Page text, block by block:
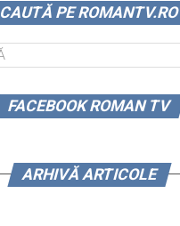
CAUTĂ PE ROMANTV.RO
FACEBOOK ROMAN TV
ARHIVĂ ARTICOLE